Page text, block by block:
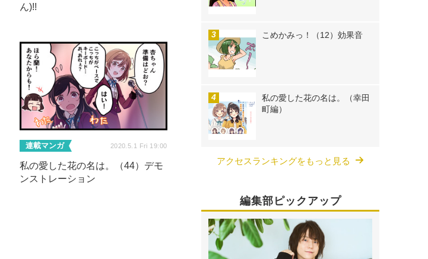
ん)!!
連載マンガ 2020.5.1 Fri 19:00
私の愛した花の名は。（44）デモ
ンストレーション
こめかみっ！（12）効果音
私の愛した花の名は。（幸田
町編）
アクセスランキングをもっと見る
編集部ピックアップ